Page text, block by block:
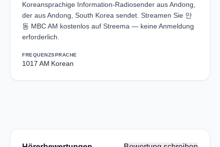
Koreansprachige Information-Radiosender aus Andong,
der aus Andong, South Korea sendet. Streamen Sie 안
동 MBC AM kostenlos auf Streema — keine Anmeldung
erforderlich.
FREQUENZ
1017 AM
SPRACHE
Korean